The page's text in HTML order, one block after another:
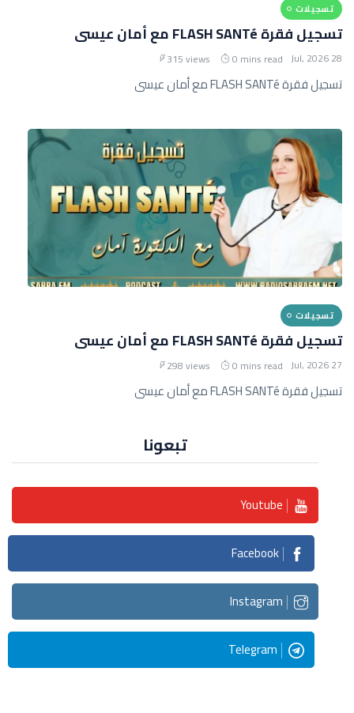
تسجيلات
تسجيل فقرة FLASH SANTé مع أمان عيسى
28 Jul, 2026
0 mins read
315 views
تسجيل فقرة FLASH SANTé مع أمان عيسى
تسجيلات
تسجيل فقرة FLASH SANTé مع أمان عيسى
27 Jul, 2026
0 mins read
298 views
تسجيل فقرة FLASH SANTé مع أمان عيسى
تبعونا
Youtube
Facebook
Instagram
Telegram